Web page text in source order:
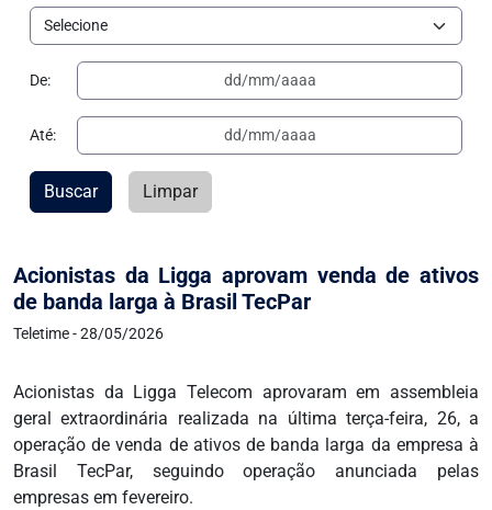
Acionistas da Ligga aprovam venda de ativos
de banda larga à Brasil TecPar
Teletime - 28/05/2026
Acionistas da Ligga Telecom aprovaram em assembleia
geral extraordinária realizada na última terça-feira, 26, a
operação de venda de ativos de banda larga da empresa à
Brasil TecPar, seguindo operação anunciada pelas
empresas em fevereiro.
De:
Até:
Buscar Limpar